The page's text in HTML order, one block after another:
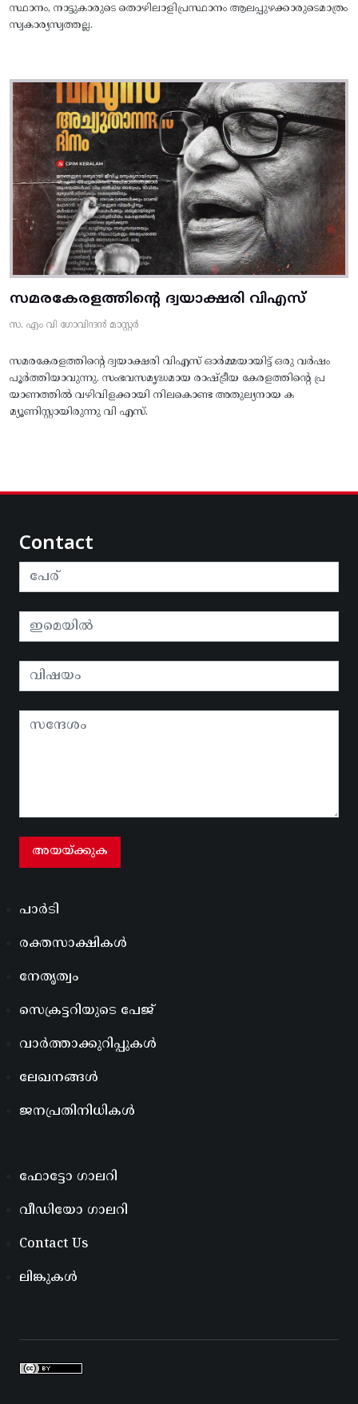
സ്ഥാനം, നാട്ടുകാരുടെ തൊഴിലാളിപ്രസ്ഥാനം ആലപ്പുഴക്കാരുടെമാത്രം
സ്വകാര്യസ്വത്തല്ല.
സമരകേരളത്തിൻ്റെ ദ്വയാക്ഷരി വിഎസ്
സ. എം വി ഗോവിന്ദൻ മാസ്റ്റർ
സമരകേരളത്തിൻ്റെ ദ്വയാക്ഷരി വിഎസ് ഓർമ്മയായിട്ട് ഒരു വർഷം
പൂർത്തിയാവുന്നു. സംഭവസമൃദ്ധമായ രാഷ്ട്രീയ കേരളത്തിന്റെ പ്ര
യാണത്തിൽ വഴിവിളക്കായി നിലകൊണ്ട അതുല്യനായ ക
മ്യൂണിസ്റ്റായിരുന്നു വി എസ്.
Contact
പാർടി
രക്തസാക്ഷികൾ
നേതൃത്വം
സെക്രട്ടറിയുടെ പേജ്
വാർത്താക്കുറിപ്പുകൾ
ലേഖനങ്ങൾ
ജനപ്രതിനിധികൾ
ഫോട്ടോ ഗാലറി
വീഡിയോ ഗാലറി
Contact Us
ലിങ്കുകൾ